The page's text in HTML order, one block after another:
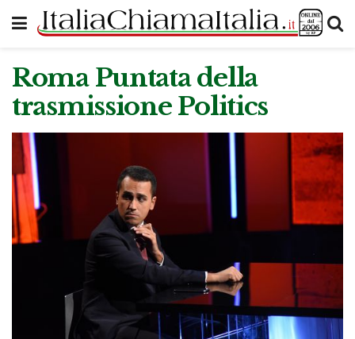
Roma Puntata della
trasmissione Politics